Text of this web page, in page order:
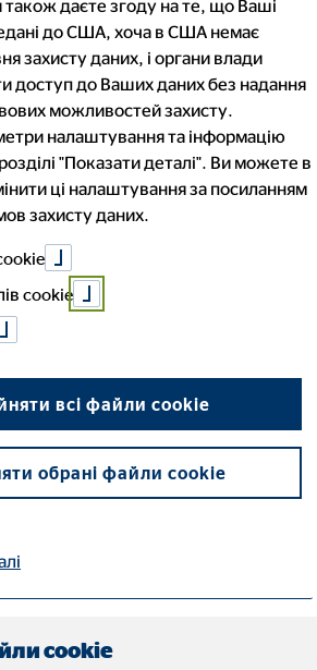
та
фінансової
жінок
ТОВ "ОВБ Алфінанц Україна"
даєте згоду на те, що Ваші
до США, хоча в США немає
захисту даних, і органи влади
доступ до Ваших даних без надання
можливостей захисту.
налаштування та інформацію
"Показати деталі". Ви можете в
ці налаштування за посиланням
захисту даних.
cookie
всі файли cookie
обрані файли cookie
cookie